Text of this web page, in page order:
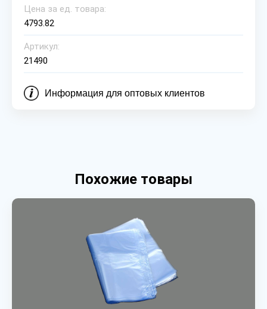
Цена за ед. товара:
4793.82
Артикул:
21490
Информация для оптовых клиентов
Похожие товары